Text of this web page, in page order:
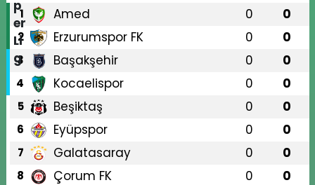
1 Amed 0 0
2 Erzurumspor FK 0 0
3 Başakşehir 0 0
4 Kocaelispor 0 0
5 Beşiktaş 0 0
6 Eyüpspor 0 0
7 Galatasaray 0 0
8 Çorum FK 0 0